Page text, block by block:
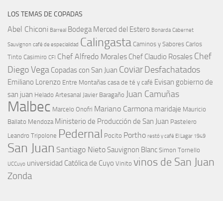
LOS TEMAS DE COPADAS
Abel Chiconi Barreal Bodega Merced del Estero Bonarda Cabernet
Sauvignon café de especialidad Calingasta Caminos y Sabores Carlos
Tinto Casimiro CFI Chef Alfredo Morales Chef Claudio Rosales Chef
Diego Vega Copadas con San Juan Coviar Desfachatados
Emiliano Lorenzo Entre Montañas casa de té y café Evisan gobierno de
san juan Helado Artesanal Javier Baragaño Juan Camuñas
Malbec Marcelo Onofri Mariano Carmona maridaje Mauricio
Ballato Mendoza Ministerio de Producción de San Juan Pastelero
Leandro Tripolone Pedernal Pocito Portho restó y café El Lagar 1949
San Juan Santiago Nieto Sauvignon Blanc Simon Tornello
UCCuyo universidad Católica de Cuyo Vinito vinos de San Juan
Zonda